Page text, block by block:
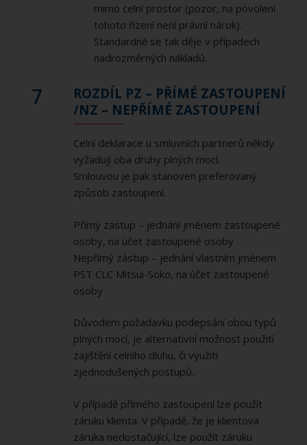
mimo celní prostor (pozor, na povolení
tohoto řízení není právní nárok).
Standardně se tak děje v případech
nadrozměrných nákladů.
7
ROZDÍL PZ – PŘÍMÉ ZASTOUPENÍ
/NZ – NEPŘÍMÉ ZASTOUPENÍ
Celní deklarace u smluvních partnerů někdy
vyžadují oba druhy plných mocí.
Smlouvou je pak stanoven preferovaný
způsob zastoupení.
Přímý zástup – jednání jménem zastoupené
osoby, na účet zastoupené osoby
Nepřímý zástup – jednání vlastním jménem
PST CLC Mitsui-Soko, na účet zastoupené
osoby
Důvodem požadavku podepsání obou typů
plných mocí, je alternativní možnost použití
zajištění celního dluhu, či využití
zjednodušených postupů.
V případě přímého zastoupení lze použít
záruku klienta. V případě, že je klientova
záruka nedostačující, lze použít záruku